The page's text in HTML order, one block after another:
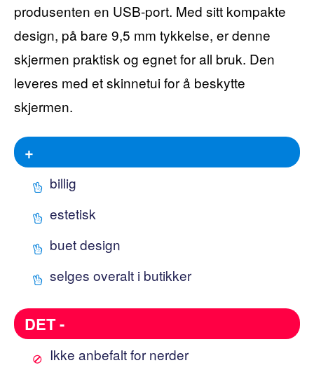
produsenten en USB-port. Med sitt kompakte
design, på bare 9,5 mm tykkelse, er denne
skjermen praktisk og egnet for all bruk. Den
leveres med et skinnetui for å beskytte
skjermen.
+
billig
estetisk
buet design
selges overalt i butikker
DET -
Ikke anbefalt for nerder